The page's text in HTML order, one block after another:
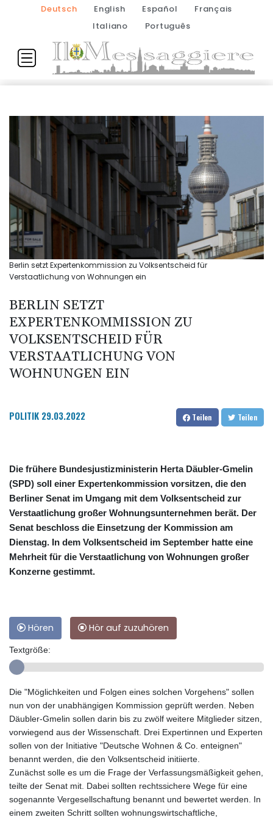
Deutsch English Español
Français
Italiano
Português
Berlin setzt Expertenkommission zu Volksentscheid für
Verstaatlichung von Wohnungen ein
BERLIN SETZT
EXPERTENKOMMISSION ZU
VOLKSENTSCHEID FÜR
VERSTAATLICHUNG VON
WOHNUNGEN EIN
POLITIK 29.03.2022 Teilen Teilen
Die frühere Bundesjustizministerin Herta Däubler-Gmelin
(SPD) soll einer Expertenkommission vorsitzen, die den
Berliner Senat im Umgang mit dem Volksentscheid zur
Verstaatlichung großer Wohnungsunternehmen berät. Der
Senat beschloss die Einsetzung der Kommission am
Dienstag. In dem Volksentscheid im September hatte eine
Mehrheit für die Verstaatlichung von Wohnungen großer
Konzerne gestimmt.
Hören Hör auf zuzuhören
Textgröße:
Die "Möglichkeiten und Folgen eines solchen Vorgehens" sollen
nun von der unabhängigen Kommission geprüft werden. Neben
Däubler-Gmelin sollen darin bis zu zwölf weitere Mitglieder sitzen,
vorwiegend aus der Wissenschaft. Drei Expertinnen und Experten
sollen von der Initiative "Deutsche Wohnen & Co. enteignen"
benannt werden, die den Volksentscheid initiierte.
Zunächst solle es um die Frage der Verfassungsmäßigkeit gehen,
teilte der Senat mit. Dabei sollten rechtssichere Wege für eine
sogenannte Vergesellschaftung benannt und bewertet werden. In
einem zweiten Schritt sollten wohnungswirtschaftliche,